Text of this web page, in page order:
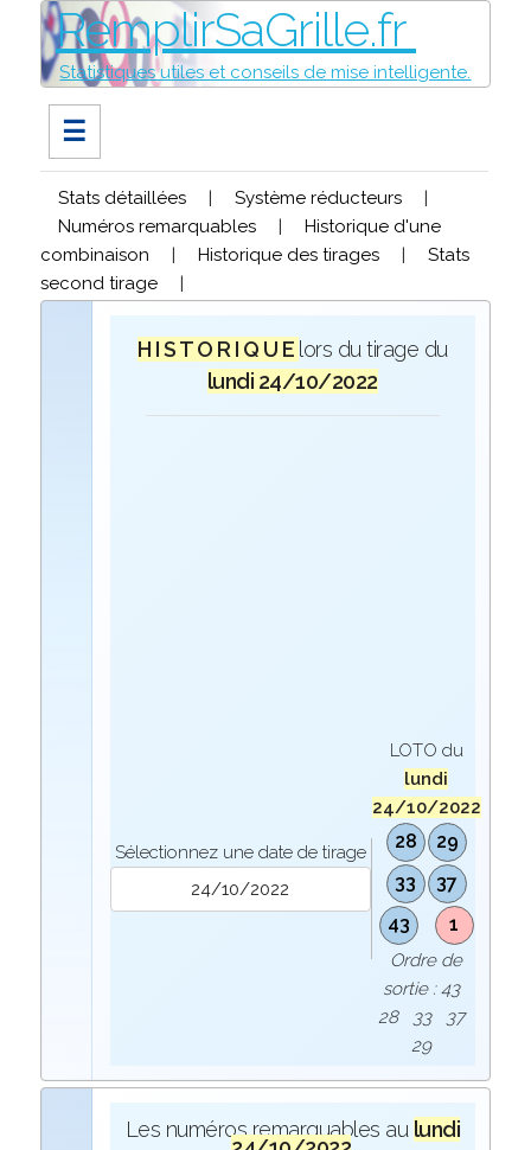
RemplirSaGrille.fr
Statistiques utiles et conseils de mise intelligente.
☰
Stats détaillées | Système réducteurs
|
Numéros remarquables
|
Historique d'une
combinaison
| Historique des tirages |
Stats
second tirage
|
H I S T O R I Q U E lors du tirage du
lundi 24/10/2022
Sélectionnez une date de tirage
LOTO du
lundi
24/10/2022
28
29
33
37
43
1
Ordre de
sortie : 43
28 33 37
29
Les numéros remarquables au lundi